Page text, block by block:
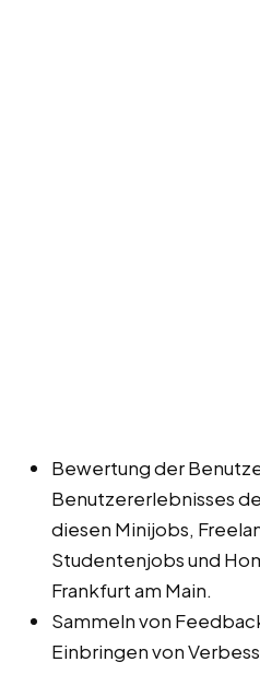
Bewertung der
Benutzererlebnisses
diesen Minijobs,
Studentenjobs und
Frankfurt am Main.
Sammeln von
Einbringen von